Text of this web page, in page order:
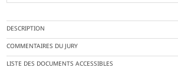
DESCRIPTION
COMMENTAIRES DU JURY
LISTE DES DOCUMENTS ACCESSIBLES